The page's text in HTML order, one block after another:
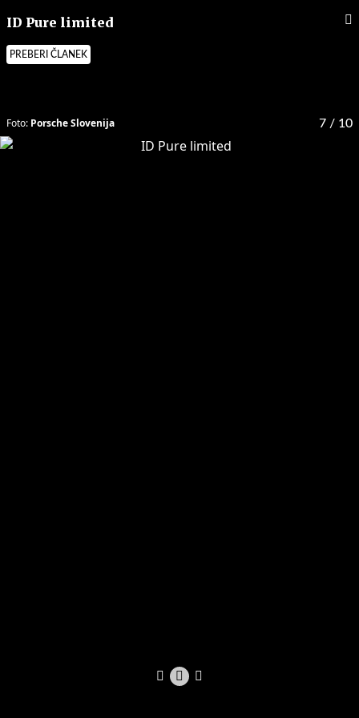
ID Pure limited
PREBERI ČLANEK
7 / 10
Foto: Porsche Slovenija